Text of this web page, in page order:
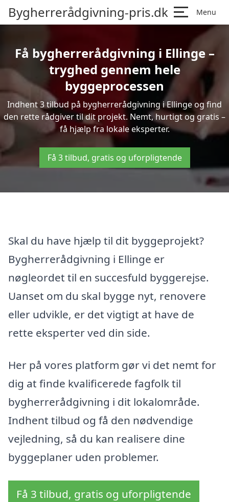
Bygherrerådgivning-pris.dk Menu
Få bygherrerådgivning i Ellinge –
tryghed gennem hele
byggeprocessen
Indhent 3 tilbud på bygherrerådgivning i Ellinge og find
den rette rådgiver til dit projekt. Nemt, hurtigt og gratis –
få hjælp fra lokale eksperter.
Få 3 tilbud, gratis og uforpligtende
Skal du have hjælp til dit byggeprojekt?
Bygherrerådgivning i Ellinge er
nøgleordet til en succesfuld byggerejse.
Uanset om du skal bygge nyt, renovere
eller udvikle, er det vigtigt at have de
rette eksperter ved din side.
Her på vores platform gør vi det nemt for
dig at finde kvalificerede fagfolk til
bygherrerådgivning i dit lokalområde.
Indhent tilbud og få den nødvendige
vejledning, så du kan realisere dine
byggeplaner uden problemer.
Få 3 tilbud, gratis og uforpligtende